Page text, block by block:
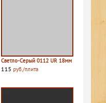
Светло-Серый 0112 UR 18мм
115 руб./плита